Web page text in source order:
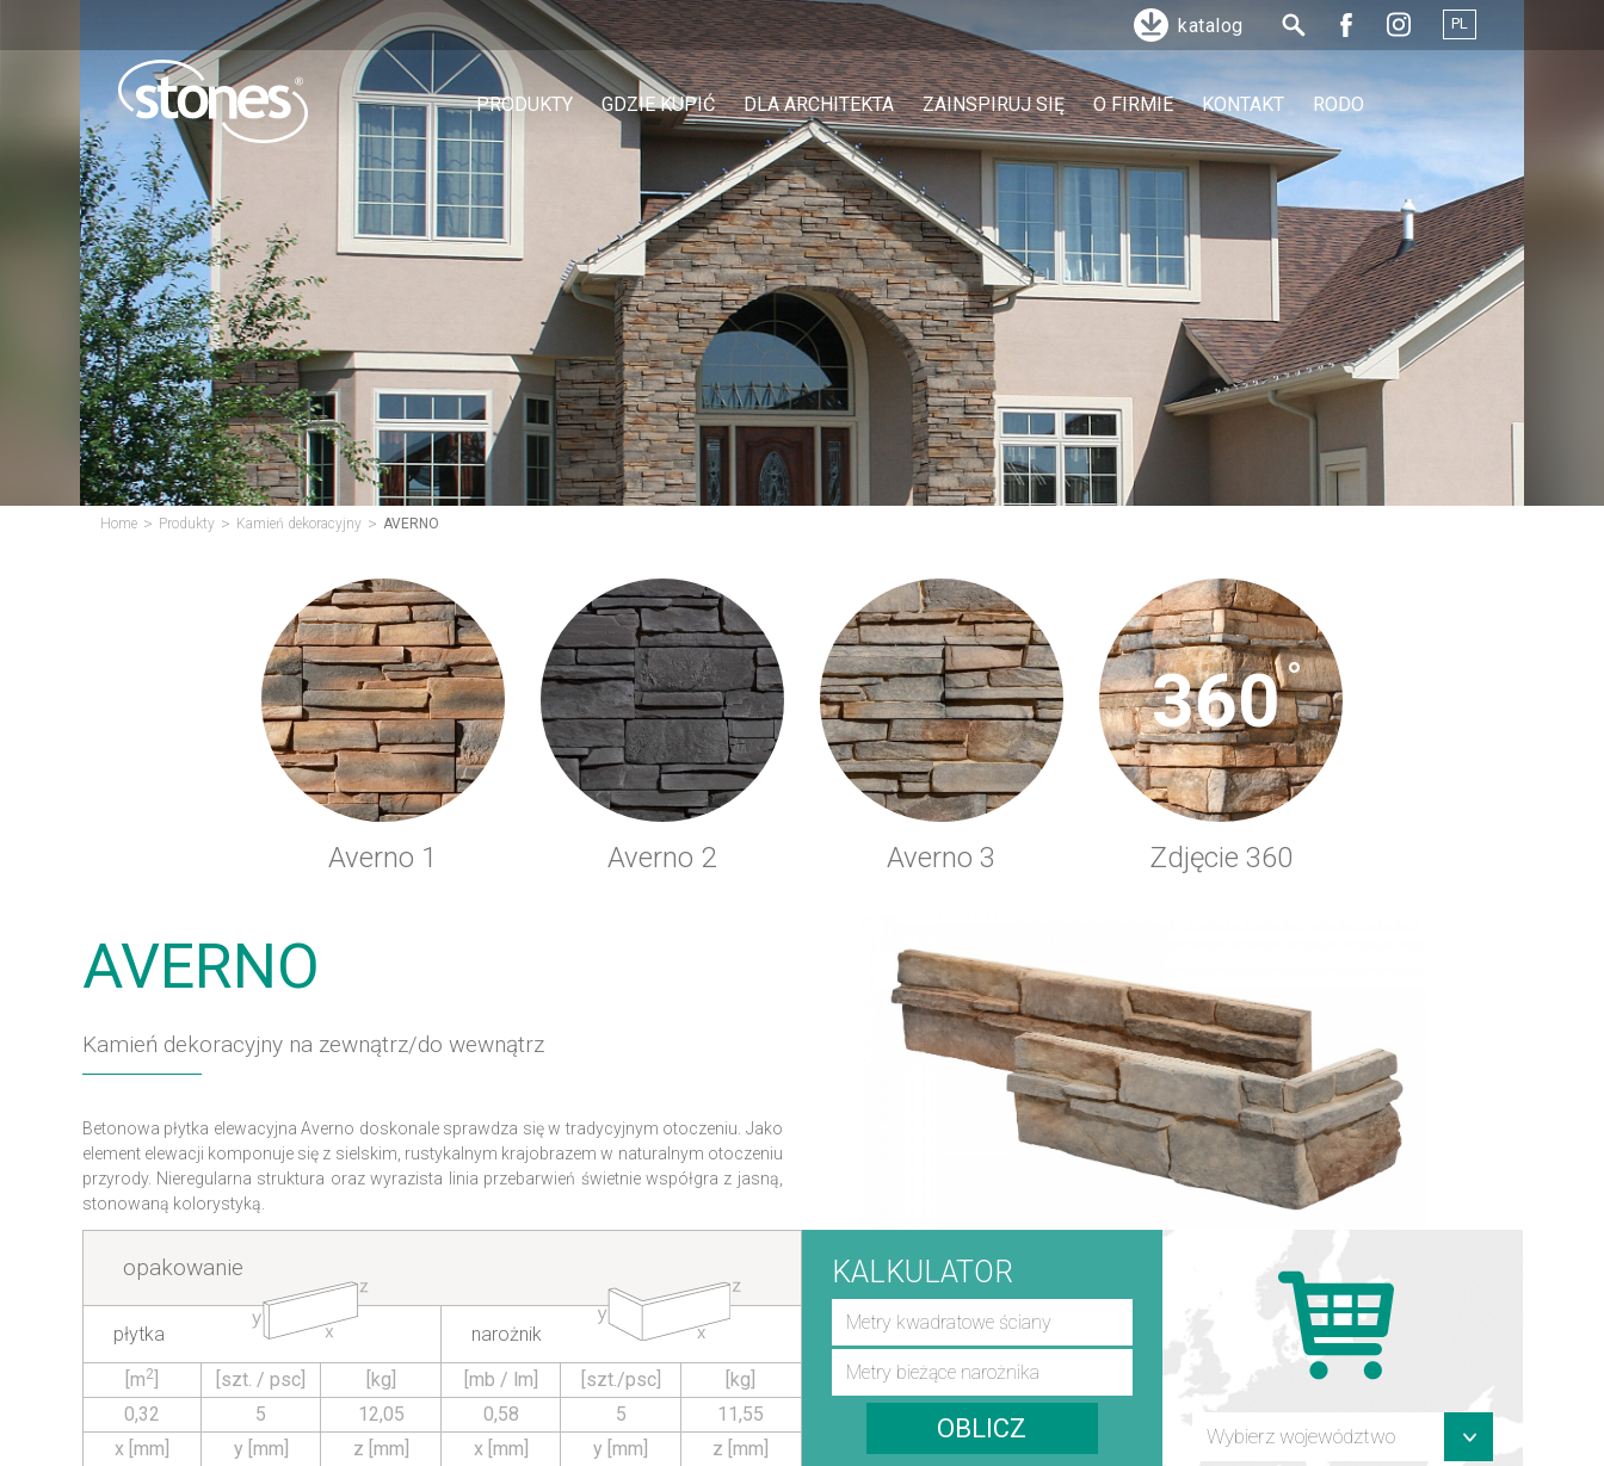
katalog PL
PRODUKTY GDZIE KUPIĆ DLA ARCHITEKTA ZAINSPIRUJ SIĘ O FIRMIE KONTAKT RODO
Home > Produkty > Kamień dekoracyjny > AVERNO
Averno 1 Averno 2 Averno 3
360
°
Zdjęcie 360
AVERNO
Kamień dekoracyjny na zewnątrz/do wewnątrz
Betonowa płytka elewacyjna Averno doskonale sprawdza się w tradycyjnym otoczeniu. Jako
element elewacji komponuje się z sielskim, rustykalnym krajobrazem w naturalnym otoczeniu
przyrody. Nieregularna struktura oraz wyrazista linia przebarwień świetnie współgra z jasną,
stonowaną kolorystyką.
opakowanie
płytka
[m2] [szt. / psc]
[kg]
0,32
5
12,05
x [mm]
y [mm]
z [mm]
narożnik
[mb / lm]
[szt./psc]
[kg]
0,58
5
11,55
x [mm]
y [mm]
z [mm]
KALKULATOR
OBLICZ